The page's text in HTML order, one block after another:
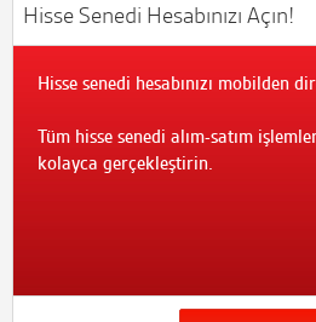
Hisse Senedi Hesabınızı Açın!
Hisse senedi hesabınızı mobilden
Tüm hisse senedi alım-satım
kolayca gerçekleştirin.